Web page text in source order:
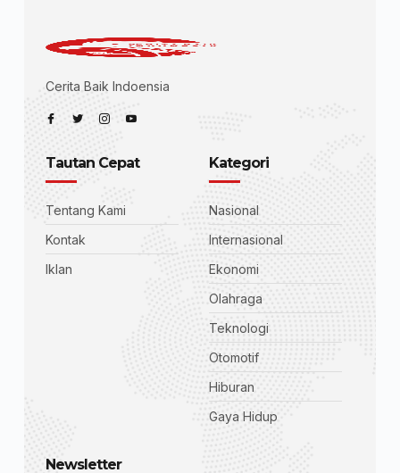
Cerita Baik Indoensia
Tautan Cepat
Tentang Kami
Kontak
Iklan
Kategori
Nasional
Internasional
Ekonomi
Olahraga
Teknologi
Otomotif
Hiburan
Gaya Hidup
Newsletter